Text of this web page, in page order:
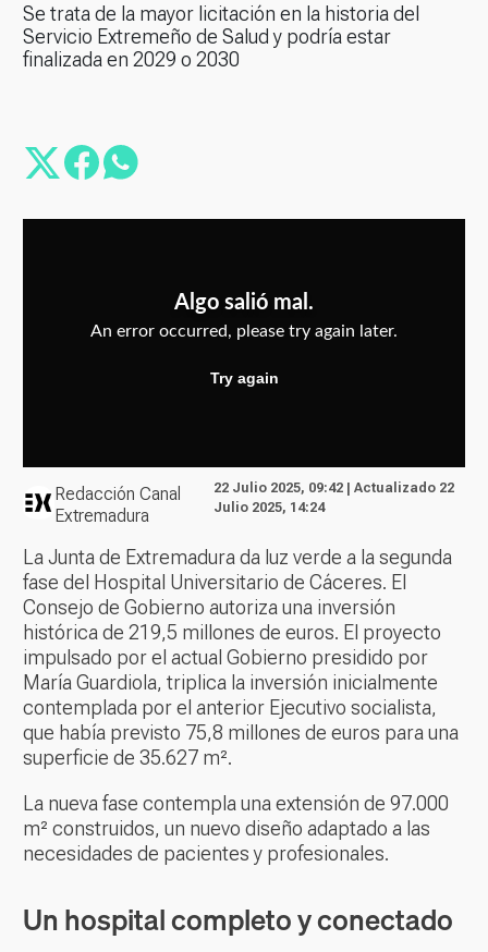
Se trata de la mayor licitación en la historia del
Servicio Extremeño de Salud y podría estar
finalizada en 2029 o 2030
Redacción Canal
Extremadura
22 Julio 2025, 09:42 | Actualizado 22
Julio 2025, 14:24
La Junta de Extremadura da luz verde a la segunda
fase del Hospital Universitario de Cáceres. El
Consejo de Gobierno autoriza una inversión
histórica de 219,5 millones de euros. El proyecto
impulsado por el actual Gobierno presidido por
María Guardiola, triplica la inversión inicialmente
contemplada por el anterior Ejecutivo socialista,
que había previsto 75,8 millones de euros para una
superficie de 35.627 m².
La nueva fase contempla una extensión de 97.000
m² construidos, un nuevo diseño adaptado a las
necesidades de pacientes y profesionales.
Un hospital completo y conectado